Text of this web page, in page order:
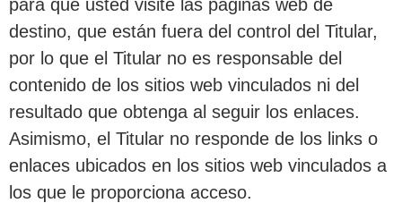
para que usted visite las páginas web de
destino, que están fuera del control del Titular,
por lo que el Titular no es responsable del
contenido de los sitios web vinculados ni del
resultado que obtenga al seguir los enlaces.
Asimismo, el Titular no responde de los links o
enlaces ubicados en los sitios web vinculados a
los que le proporciona acceso.